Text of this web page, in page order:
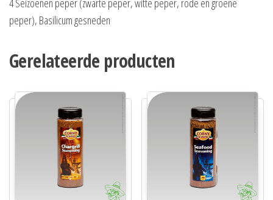
4 Seizoenen peper (zwarte peper, witte peper, rode en groene
peper), Basilicum gesneden
Gerelateerde producten